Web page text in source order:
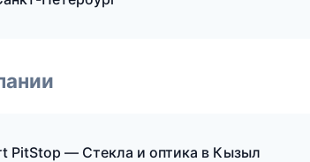
PitStop — Стекла и оптика в Кызыл